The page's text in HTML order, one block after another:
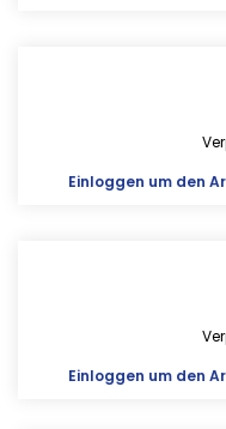
Einloggen um den
Einloggen um den